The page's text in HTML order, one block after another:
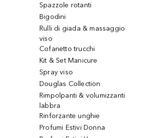
Spazzole rotanti
Bigodini
Rulli di giada & massaggio
viso
Cofanetto trucchi
Kit & Set Manicure
Spray viso
Douglas Collection
Rimpolpanti & volumizzanti
labbra
Rinforzante unghie
Profumi Estivi Donna